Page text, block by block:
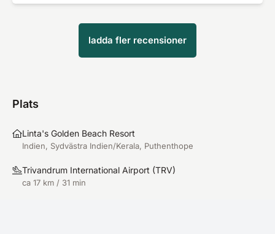
ladda fler recensioner
Plats
Linta's Golden Beach Resort
Indien, Sydvästra Indien/Kerala, Puthenthope
Trivandrum International Airport (TRV)
ca 17 km / 31 min